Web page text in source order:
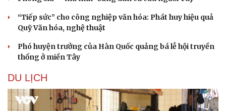
“Tiếp sức” cho công nghiệp văn hóa: Phát huy hiệu quả
Quỹ Văn hóa, nghệ thuật
Phó huyện trưởng của Hàn Quốc quảng bá lễ hội truyền
thống ở miền Tây
DU LỊCH